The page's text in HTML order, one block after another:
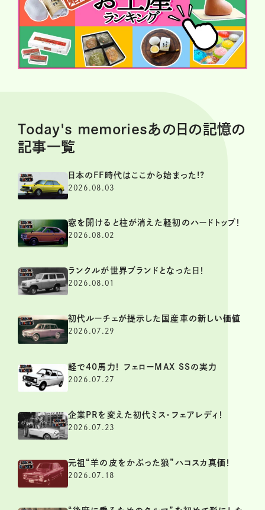
Today's memoriesあの日の記憶の
記事一覧
日本のFF時代はここから始まった!?
2026.08.03
窓を開けると柱が消えた軽初のハードトップ！
2026.08.02
ランクルが世界ブランドとなった日！
2026.08.01
初代ルーチェが提示した国産車の新しい価値
2026.07.29
軽で40馬力！ フェローMAX SSの実力
2026.07.27
企業PRを変えた初代ミス・フェアレディ！
2026.07.23
元祖“羊の皮をかぶった狼”ハコスカ真価！
2026.07.18